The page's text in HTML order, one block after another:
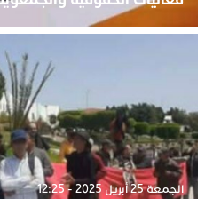
الجمعة 25 أبريل 2025 - 12:25